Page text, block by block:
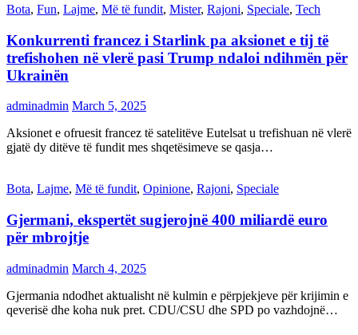
Bota, Fun, Lajme, Më të fundit, Mister, Rajoni, Speciale, Tech
Konkurrenti francez i Starlink pa aksionet e tij të
trefishohen në vlerë pasi Trump ndaloi ndihmën për
Ukrainën
adminadmin March 5, 2025
Aksionet e ofruesit francez të satelitëve Eutelsat u trefishuan në vlerë
gjatë dy ditëve të fundit mes shqetësimeve se qasja…
Bota, Lajme, Më të fundit, Opinione, Rajoni, Speciale
Gjermani, ekspertët sugjerojnë 400 miliardë euro
për mbrojtje
adminadmin March 4, 2025
Gjermania ndodhet aktualisht në kulmin e përpjekjeve për krijimin e
qeverisë dhe koha nuk pret. CDU/CSU dhe SPD po vazhdojnë…